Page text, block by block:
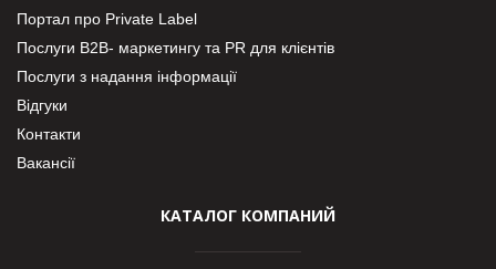
Портал про Private Label
Послуги В2В- маркетингу та PR для клієнтів
Послуги з надання інформації
Відгуки
Контакти
Вакансії
КАТАЛОГ КОМПАНИЙ